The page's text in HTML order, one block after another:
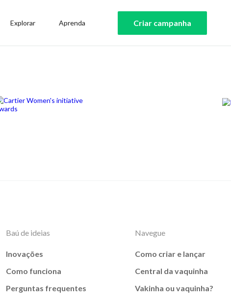
Explorar Aprenda Criar campanha
Baú de ideias
Inovações
Como funciona
Perguntas frequentes
Navegue
Como criar e lançar
Central da vaquinha
Vakinha ou vaquinha?